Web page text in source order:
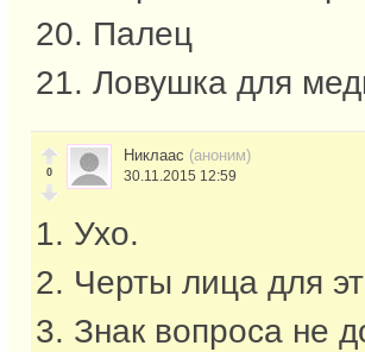
20. Палец
21. Ловушка для
0
Никлаас (аноним)
30.11.2015 12:59
1. Ухо.
2. Черты лица для
3. Знак вопроса не